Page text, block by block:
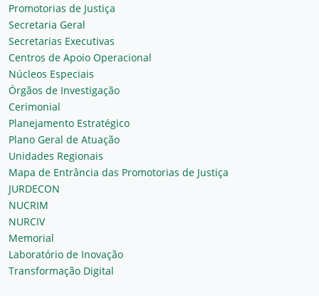
Promotorias de Justiça
Secretaria Geral
Secretarias Executivas
Centros de Apoio Operacional
Núcleos Especiais
Órgãos de Investigação
Cerimonial
Planejamento Estratégico
Plano Geral de Atuação
Unidades Regionais
Mapa de Entrância das Promotorias de Justiça
JURDECON
NUCRIM
NURCIV
Memorial
Laboratório de Inovação
Transformação Digital